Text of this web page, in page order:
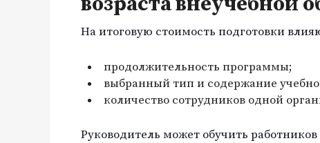
На итоговую стоимость подготовки
продолжительность программы;
выбранный тип и содержание
количество сотрудников одной
Руководитель может обучить